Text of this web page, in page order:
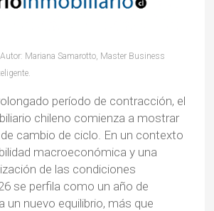
Mariana Samarotto, Master Business
período de contracción, el
chileno comienza a mostrar
cambio de ciclo. En un contexto
macroeconómica y una
de las condiciones
se perfila como un año de
un nuevo equilibrio, más que